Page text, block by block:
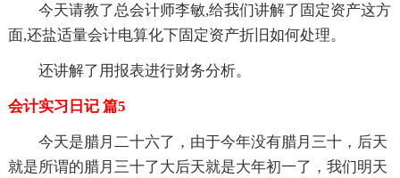
今天请教了总会计师李敏,给我们讲解了固定资产这方
面,还盐适量会计电算化下固定资产折旧如何处理。
还讲解了用报表进行财务分析。
会计实习日记 篇5
今天是腊月二十六了，由于今年没有腊月三十，后天
就是所谓的腊月三十了大后天就是大年初一了，我们明天